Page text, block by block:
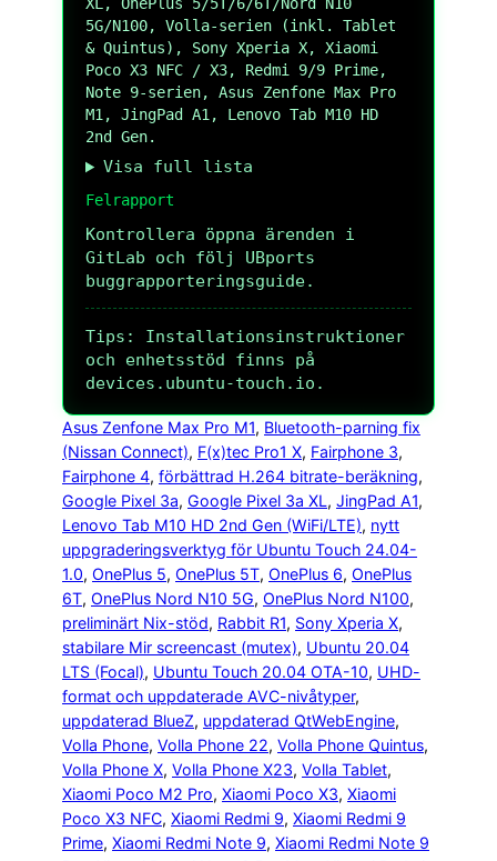
5G/N100, Volla-serien (inkl. Tablet
& Quintus), Sony Xperia X, Xiaomi
Poco X3 NFC / X3, Redmi 9/9 Prime,
Note 9-serien, Asus Zenfone Max Pro
M1, JingPad A1, Lenovo Tab M10 HD
2nd Gen.
Visa full lista
Felrapport
Kontrollera öppna ärenden i
GitLab och följ UBports
buggrapporteringsguide.
Tips: Installationsinstruktioner
och enhetsstöd finns på
devices.ubuntu-touch.io.
Asus Zenfone Max Pro M1, Bluetooth-parning fix
(Nissan Connect), F(x)tec Pro1 X, Fairphone 3
Fairphone 4, förbättrad H.264 bitrate-beräkning
Google Pixel 3a, Google Pixel 3a XL, JingPad A1
Lenovo Tab M10 HD 2nd Gen (WiFi/LTE), nytt
uppgraderingsverktyg för Ubuntu Touch 24.04-
1.0, OnePlus 5, OnePlus 5T, OnePlus 6, OnePlus
6T, OnePlus Nord N10 5G, OnePlus Nord N100
preliminärt Nix-stöd, Rabbit R1, Sony Xperia X
stabilare Mir screencast (mutex), Ubuntu 20.04
LTS (Focal), Ubuntu Touch 20.04 OTA-10, UHD-
format och uppdaterade AVC-nivåtyper
uppdaterad BlueZ, uppdaterad QtWebEngine
Volla Phone, Volla Phone 22, Volla Phone Quintus
Volla Phone X, Volla Phone X23, Volla Tablet
Xiaomi Poco M2 Pro, Xiaomi Poco X3, Xiaomi
Poco X3 NFC, Xiaomi Redmi 9, Xiaomi Redmi 9
Prime, Xiaomi Redmi Note 9, Xiaomi Redmi Note 9